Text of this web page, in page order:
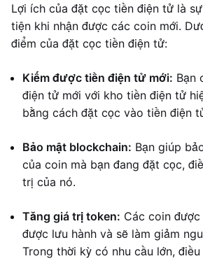
Lợi ích của đặt cọc tiền điện tử là
tiện khi nhận được các coin mới.
điểm của đặt cọc tiền điện tử:
Kiếm được tiền điện tử mới: Bạn
điện tử mới với kho tiền điện tử
bằng cách đặt cọc vào tiền điện
Bảo mật blockchain: Bạn giúp
của coin mà bạn đang đặt cọc,
trị của nó.
Tăng giá trị token: Các coin
được lưu hành và sẽ làm giảm
Trong thời kỳ có nhu cầu lớn,